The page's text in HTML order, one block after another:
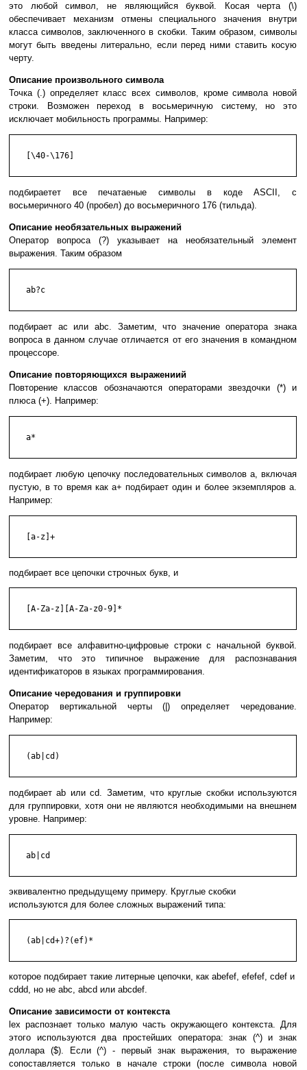
это любой символ, не являющийся буквой. Косая черта (\)
обеспечивает механизм отмены специального значения внутри
класса символов, заключенного в скобки. Таким образом, символы
могут быть введены литерально, если перед ними ставить косую
черту.
Описание произвольного символа
Точка (.) определяет класс всех символов, кроме символа новой
строки. Возможен переход в восьмеричную систему, но это
исключает мобильность программы. Например:
   [\40-\176]
подбираетет все печатаеные символы в коде ASCII, с
восьмеричного 40 (пробел) до восьмеричного 176 (тильда).
Описание необязательных выражений
Оператор вопроса (?) указывает на необязательный элемент
выражения. Таким образом
   ab?c
подбирает ac или abc. Заметим, что значение оператора знака
вопроса в данном случае отличается от его значения в командном
процессоре.
Описание повторяющихся выражениий
Повторение классов обозначаются операторами звездочки (*) и
плюса (+). Например:
   a*
подбирает любую цепочку последовательных символов a, включая
пустую, в то время как a+ подбирает один и более экземпляров a.
Например:
   [a-z]+
подбирает все цепочки строчных букв, и
   [A-Za-z][A-Za-z0-9]*
подбирает все алфавитно-цифровые строки с начальной буквой.
Заметим, что это типичное выражение для распознавания
идентификаторов в языках программирования.
Описание чередования и группировки
Оператор вертикальной черты (|) определяет чередование.
Например:
   (ab|cd)
подбирает ab или cd. Заметим, что круглые скобки используются
для группировки, хотя они не являются необходимыми на внешнем
уровне. Например:
   ab|cd
эквивалентно предыдущему примеру. Круглые скобки
используются для более сложных выражений типа:
   (ab|cd+)?(ef)*
которое подбирает такие литерные цепочки, как abefef, efefef, cdef и
cddd, но не abc, abcd или abcdef.
Описание зависимости от контекста
lex распознает только малую часть окружающего контекста. Для
этого используются два простейших оператора: знак (^) и знак
доллара ($). Если (^) - первый знак выражения, то выражение
сопоставляется только в начале строки (после символа новой